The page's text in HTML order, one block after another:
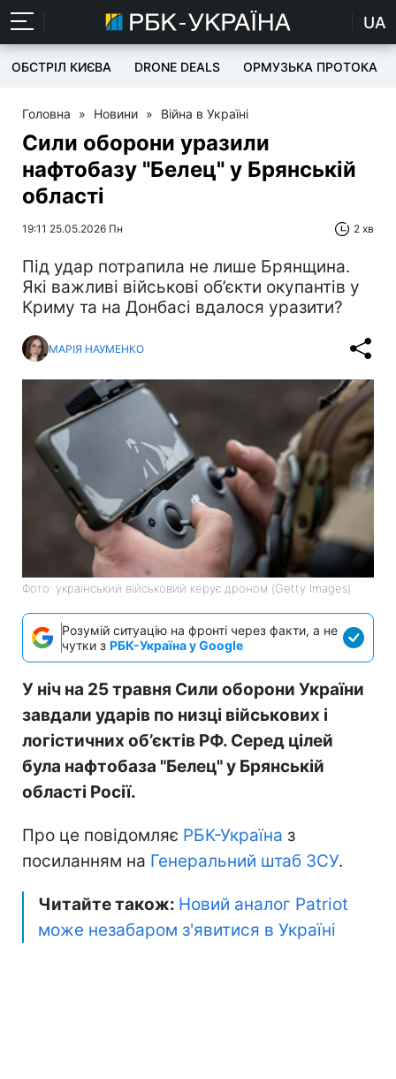
UA
ОБСТРІЛ КИЄВА DRONE DEALS ОРМУЗЬКА ПРОТОКА
Головна » Новини » Війна в Україні
Сили оборони уразили
нафтобазу "Белец" у Брянській
області
19:11 25.05.2026 Пн 2 хв
Під удар потрапила не лише Брянщина.
Які важливі військові об’єкти окупантів у
Криму та на Донбасі вдалося уразити?
МАРІЯ НАУМЕНКО
Фото: український військовий керує дроном (Getty Images)
Розумій ситуацію на фронті через факти, а не
чутки з РБК-Україна у Google
У ніч на 25 травня Сили оборони України
завдали ударів по низці військових і
логістичних об’єктів РФ. Серед цілей
була нафтобаза "Белец" у Брянській
області Росії.
Про це повідомляє РБК-Україна з
посиланням на Генеральний штаб ЗСУ.
Читайте також: Новий аналог Patriot
може незабаром з'явитися в Україні